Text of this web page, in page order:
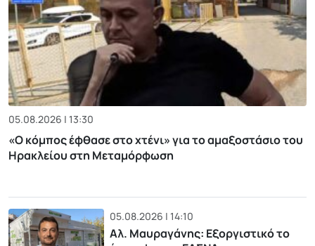
05.08.2026 | 13:30
«Ο κόμπος έφθασε στο χτένι» για το αμαξοστάσιο του
Ηρακλείου στη Μεταμόρφωση
05.08.2026 | 14:10
Αλ. Μαυραγάνης: Εξοργιστικό το